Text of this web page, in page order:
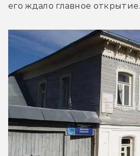
его ждало главное открытие.